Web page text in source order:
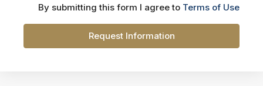
By submitting this form I agree toTerms of Use
Request Information